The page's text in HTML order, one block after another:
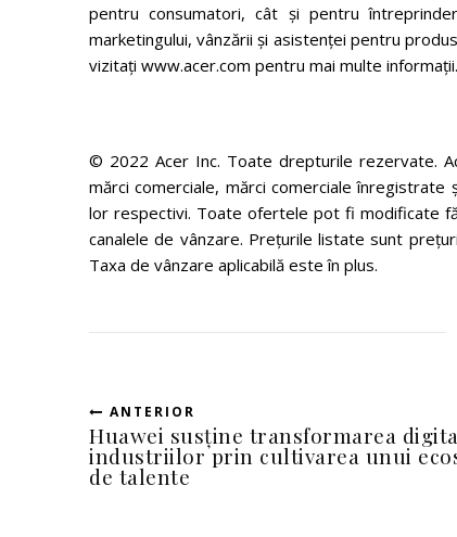
pentru consumatori, cât și pentru
marketingului, vânzării și asistenței pentru
vizitați www.acer.com pentru mai multe informații.
© 2022 Acer Inc. Toate drepturile rezervate.
mărci comerciale, mărci comerciale
lor respectivi. Toate ofertele pot fi modificate
canalele de vânzare. Prețurile listate sunt
Taxa de vânzare aplicabilă este în plus.
ANTERIOR
Huawei susține transformarea
industriilor prin cultivarea unui
de talente